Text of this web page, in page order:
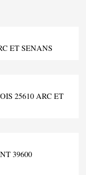
ET SENANS
25610 ARC ET
39600